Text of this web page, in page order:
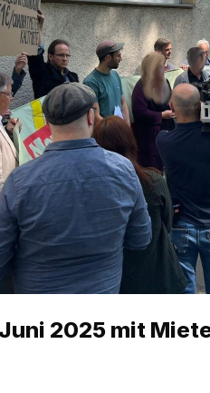
2025 mit